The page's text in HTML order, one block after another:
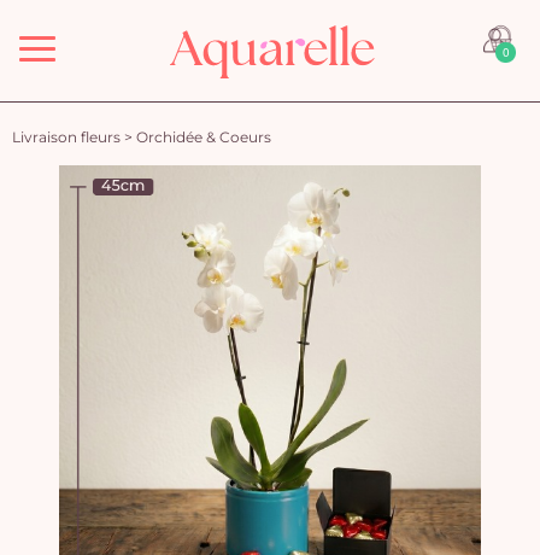
Menu 0
Livraison fleurs > Orchidée & Coeurs